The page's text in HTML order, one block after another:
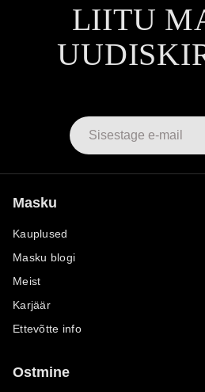
LIITU
Masku
Kauplused
Masku blogi
Meist
Karjäär
Ettevõtte info
Ostmine